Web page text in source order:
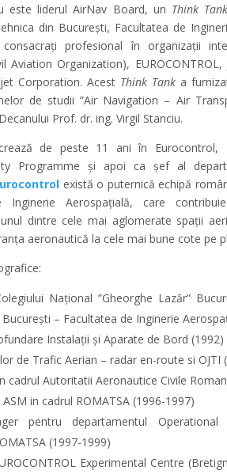
este liderul AirNav Board, un Think Tank
din București, Facultatea de
profesional în organizații
Aviation Organization),
Corporation. Acest Think Tank a
de studii ”Air Navigation – Air
Prof. dr. ing. Virgil Stanciu.
de peste 11 ani în Eurocontrol,
Programme și apoi ca șef al
există o puternică echipă
Aerospațială, care
dintre cele mai aglomerate spații
aeronautică la cele mai bune cote pe
Național ”Gheorghe Lazăr”
– Facultatea de Inginerie
Instalații și Aparate de Bord (1992)
de Trafic Aerian – radar en-route si OJTI
cadrul Autoritatii Aeronautice Civile
in cadrul ROMATSA (1996-1997)
pentru departamentul
(1997-1999)
Experimental Centre